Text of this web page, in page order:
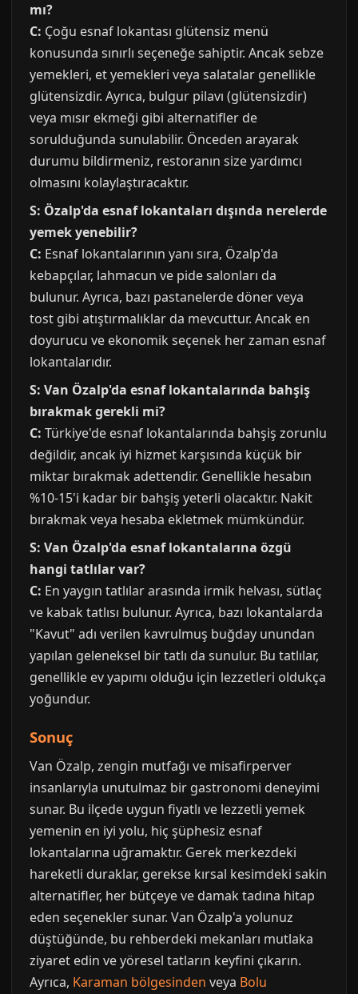
mı?
C: Çoğu esnaf lokantası glütensiz menü
konusunda sınırlı seçeneğe sahiptir. Ancak sebze
yemekleri, et yemekleri veya salatalar genellikle
glütensizdir. Ayrıca, bulgur pilavı (glütensizdir)
veya mısır ekmeği gibi alternatifler de
sorulduğunda sunulabilir. Önceden arayarak
durumu bildirmeniz, restoranın size yardımcı
olmasını kolaylaştıracaktır.
S: Özalp'da esnaf lokantaları dışında nerelerde
yemek yenebilir?
C: Esnaf lokantalarının yanı sıra, Özalp'da
kebapçılar, lahmacun ve pide salonları da
bulunur. Ayrıca, bazı pastanelerde döner veya
tost gibi atıştırmalıklar da mevcuttur. Ancak en
doyurucu ve ekonomik seçenek her zaman esnaf
lokantalarıdır.
S: Van Özalp'da esnaf lokantalarında bahşiş
bırakmak gerekli mi?
C: Türkiye'de esnaf lokantalarında bahşiş zorunlu
değildir, ancak iyi hizmet karşısında küçük bir
miktar bırakmak adettendir. Genellikle hesabın
%10-15'i kadar bir bahşiş yeterli olacaktır. Nakit
bırakmak veya hesaba ekletmek mümkündür.
S: Van Özalp'da esnaf lokantalarına özgü
hangi tatlılar var?
C: En yaygın tatlılar arasında irmik helvası, sütlaç
ve kabak tatlısı bulunur. Ayrıca, bazı lokantalarda
"Kavut" adı verilen kavrulmuş buğday unundan
yapılan geleneksel bir tatlı da sunulur. Bu tatlılar,
genellikle ev yapımı olduğu için lezzetleri oldukça
yoğundur.
Sonuç
Van Özalp, zengin mutfağı ve misafirperver
insanlarıyla unutulmaz bir gastronomi deneyimi
sunar. Bu ilçede uygun fiyatlı ve lezzetli yemek
yemenin en iyi yolu, hiç şüphesiz esnaf
lokantalarına uğramaktır. Gerek merkezdeki
hareketli duraklar, gerekse kırsal kesimdeki sakin
alternatifler, her bütçeye ve damak tadına hitap
eden seçenekler sunar. Van Özalp'a yolunuz
düştüğünde, bu rehberdeki mekanları mutlaka
ziyaret edin ve yöresel tatların keyfini çıkarın.
Ayrıca, Karaman bölgesinden veya Bolu